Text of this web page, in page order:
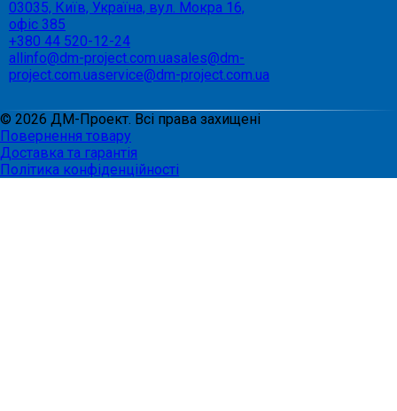
03035, Київ, Україна, вул. Мокра 16,
офіс 385
+380 44 520-12-24
allinfo@dm-project.com.uasales@dm-
project.com.uaservice@dm-project.com.ua
© 2026 ДМ-Проект. Всі права захищені
Повернення товару
Доставка та гарантія
Політика конфіденційності